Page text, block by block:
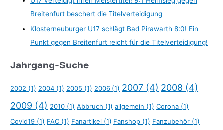
Breitenfurt beschert die Titelverteidigung
Klosterneuburger U17 schlägt Bad Pirawarth 8:0! Ein
Punkt gegen Breitenfurt reicht für die Titelverteidigung!
Jahrgang-Suche
2002 (1) 2004 (1) 2005 (1) 2006 (1) 2007 (4) 2008 (4)
2009 (4) 2010 (1) Abbruch (1) allgemein (1) Corona (1)
Covid19 (1) FAC (1) Fanartikel (1) Fanshop (1) Fanzubehör (1)